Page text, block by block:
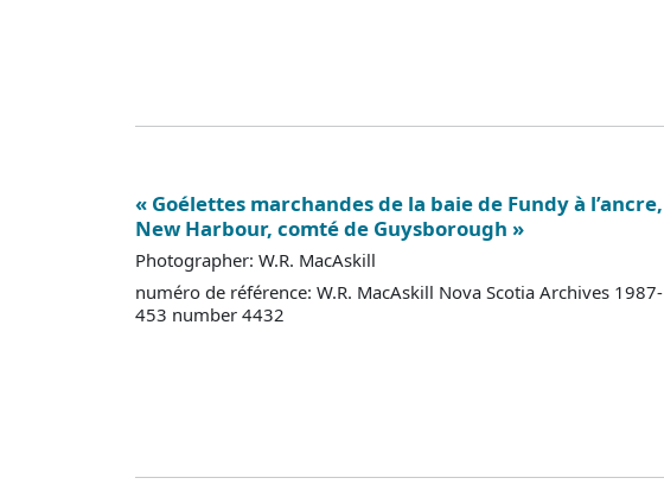
« Goélettes marchandes de la baie de Fundy à l’ancre,
New Harbour, comté de Guysborough »
Photographer: W.R. MacAskill
numéro de référence: W.R. MacAskill Nova Scotia Archives 1987-
453 number 4432